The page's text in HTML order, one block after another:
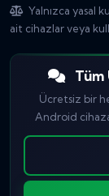
Yalnızca yasal
ait cihazlar veya
Tüm
Ücretsiz bir
Android